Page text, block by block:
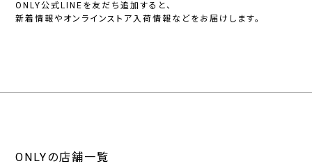
ONLY公式LINEを友だち追加すると、
新着情報やオンラインストア入荷情報などをお届けします。
ONLYの店舗一覧